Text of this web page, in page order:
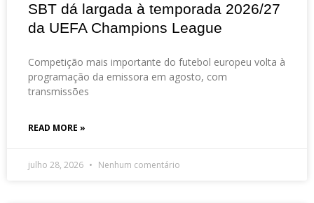
SBT dá largada à temporada 2026/27
da UEFA Champions League
Competição mais importante do futebol europeu volta à
programação da emissora em agosto, com
transmissões
READ MORE »
julho 28, 2026 Nenhum comentário